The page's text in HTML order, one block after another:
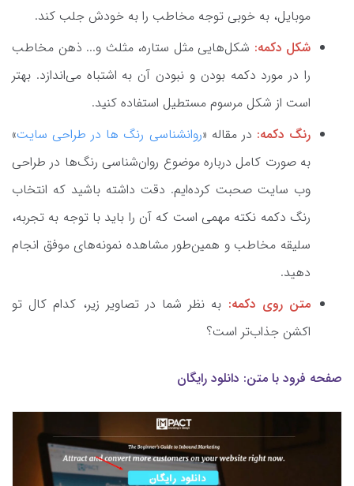
موبایل، به خوبی توجه مخاطب را به خودش جلب کند.
شکل دکمه: شکل‌هایی مثل ستاره، مثلث و... ذهن مخاطب
را در مورد دکمه بودن و نبودن آن به اشتباه می‌اندازد. بهتر
است از شکل مرسوم مستطیل استفاده کنید.
رنگ دکمه: در مقاله «روانشناسی رنگ ها در طراحی سایت»
به صورت کامل درباره موضوع روان‌شناسی رنگ‌ها در طراحی
وب سایت صحبت کرد‌ه‌ایم. دقت داشته باشید که انتخاب
رنگ دکمه نکته مهمی است که آن را باید با توجه به تجربه،
سلیقه مخاطب و همین‌طور مشاهده نمونه‌های موفق انجام
دهید.
متن روی دکمه: به نظر شما در تصاویر زیر، کدام کال تو
اکشن جذاب‌تر است؟
صفحه فرود با متن: دانلود رایگان